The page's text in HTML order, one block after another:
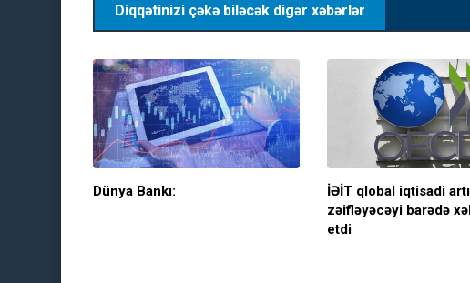
Diqqətinizi çəkə biləcək digər xəbərlər
Dünya Bankı:
İƏİT qlobal iqtisadi
zəifləyəcəyi barədə
etdi